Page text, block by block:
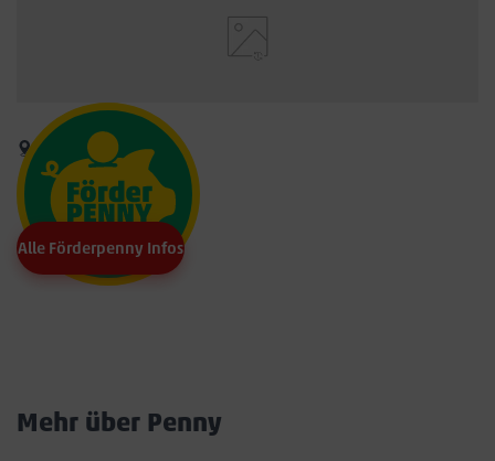
Alle Förderpenny Infos
Mehr über Penny